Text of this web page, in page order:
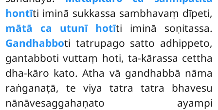
hontīti iminā sukkassa sambhavaṃ dīpeti,
mātā ca utunī hotīti iminā soṇitassa.
Gandhabboti tatrupago satto adhippeto,
gantabboti vuttaṃ hoti, ta-kārassa cettha
dha-kāro kato. Atha vā gandhabbā nāma
raṅganaṭā, te viya tatra tatra bhavesu
nānāvesaggahaṇato ayampi